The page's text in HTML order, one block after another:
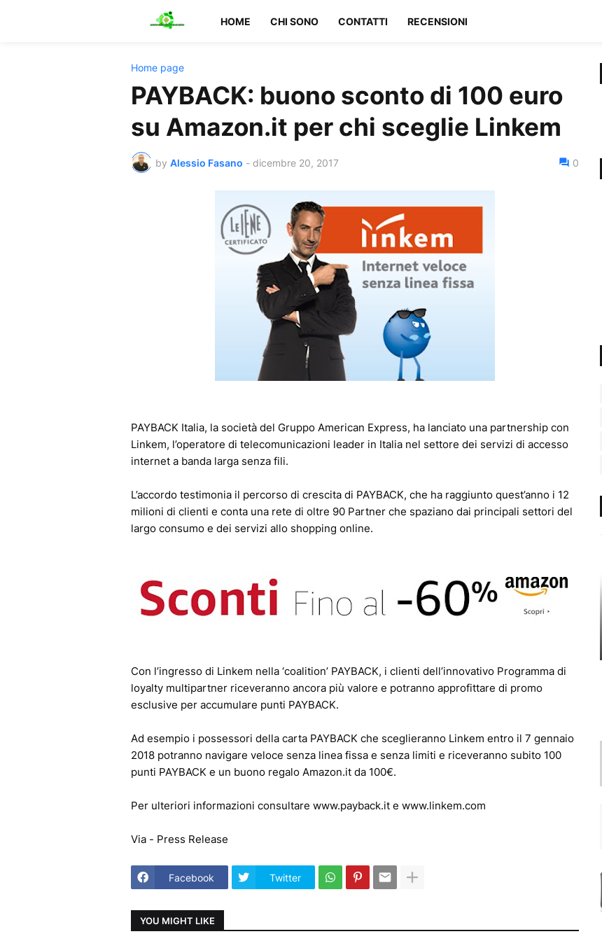
HOME CHI SONO CONTATTI RECENSIONI
Home page
PAYBACK: buono sconto di 100 euro
su Amazon.it per chi sceglie Linkem
by Alessio Fasano - dicembre 20, 2017 0
PAYBACK Italia, la società del Gruppo American Express, ha lanciato una partnership con
Linkem, l’operatore di telecomunicazioni leader in Italia nel settore dei servizi di accesso
internet a banda larga senza fili.
L’accordo testimonia il percorso di crescita di PAYBACK, che ha raggiunto quest’anno i 12
milioni di clienti e conta una rete di oltre 90 Partner che spaziano dai principali settori del
largo consumo e dei servizi allo shopping online.
Con l’ingresso di Linkem nella ‘coalition’ PAYBACK, i clienti dell’innovativo Programma di
loyalty multipartner riceveranno ancora più valore e potranno approfittare di promo
esclusive per accumulare punti PAYBACK.
Ad esempio i possessori della carta PAYBACK che sceglieranno Linkem entro il 7 gennaio
2018 potranno navigare veloce senza linea fissa e senza limiti e riceveranno subito 100
punti PAYBACK e un buono regalo Amazon.it da 100€.
Per ulteriori informazioni consultare www.payback.it e www.linkem.com
Via - Press Release
Facebook Twitter
YOU MIGHT LIKE